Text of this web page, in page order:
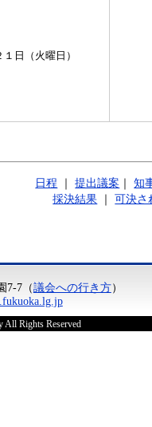
１日（火曜日）
日程 ｜提出議案 ｜知
採決結果 ｜可決さ
7-7（議会への行き方）
All Rights Reserved